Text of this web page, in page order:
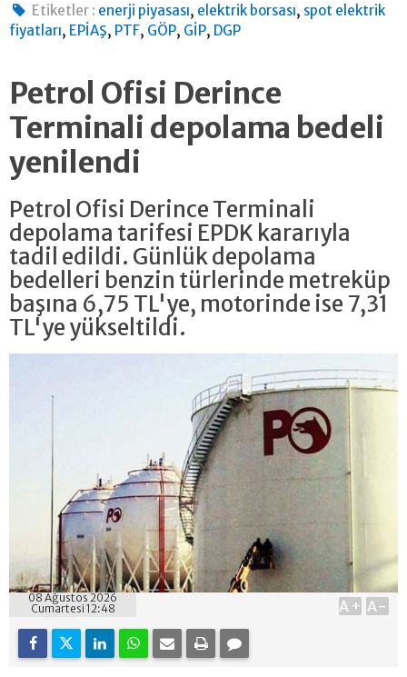
Etiketler : enerji piyasası, elektrik borsası, spot elektrik
fiyatları, EPİAŞ, PTF, GÖP, GİP, DGP
Petrol Ofisi Derince
Terminali depolama bedeli
yenilendi
Petrol Ofisi Derince Terminali
depolama tarifesi EPDK kararıyla
tadil edildi. Günlük depolama
bedelleri benzin türlerinde metreküp
başına 6,75 TL'ye, motorinde ise 7,31
TL'ye yükseltildi.
08 Ağustos 2026
Cumartesi 12:48
A+ A-